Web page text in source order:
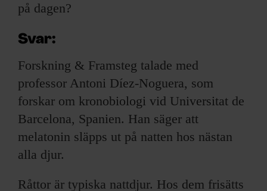
på dagen?
Svar:
Forskning & Framsteg talade med
professor Antoni Díez-Noguera, som
forskar om kronobiologi vid Universitat de
Barcelona, Spanien. Han säger att
melatonin släpps ut på natten hos nästan
alla djur.
Råttor är typiska nattdjur. Hos dem frisätts